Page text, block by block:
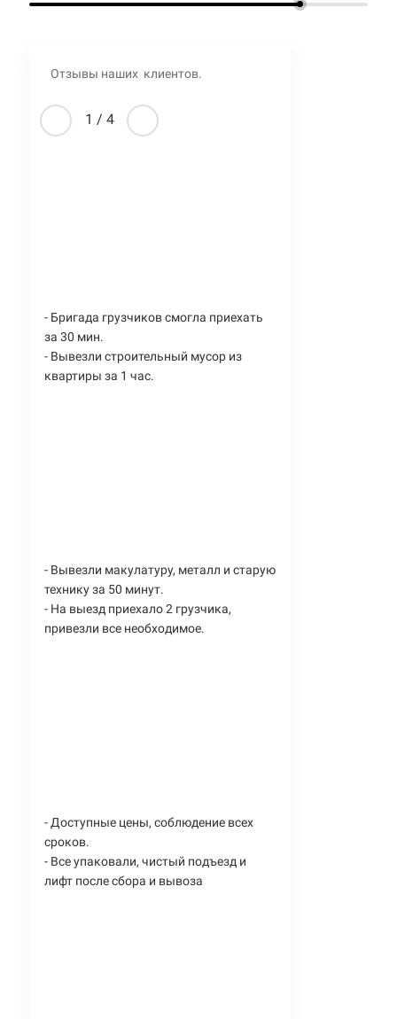
Отзывы наших клиентов.
1 / 4
- Бригада грузчиков смогла приехать
за 30 мин.
- Вывезли строительный мусор из
квартиры за 1 час.
- Вывезли макулатуру, металл и старую
технику за 50 минут.
- На выезд приехало 2 грузчика,
привезли все необходимое.
- Доступные цены, соблюдение всех
сроков.
- Все упаковали, чистый подъезд и
лифт после сбора и вывоза